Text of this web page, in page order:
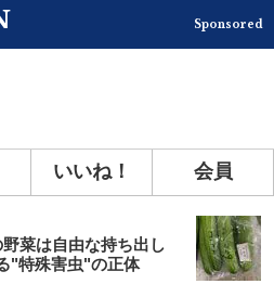
Sponsored
いいね！ 会員
菜は自由な持ち出し
"特殊害虫"の正体